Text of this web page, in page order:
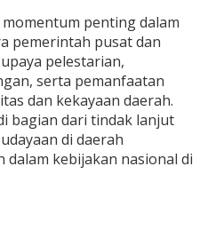
penting dalam
pemerintah pusat dan
pelestarian,
serta pemanfaatan
dan kekayaan daerah.
bagian dari tindak lanjut
di daerah
dalam kebijakan nasional di